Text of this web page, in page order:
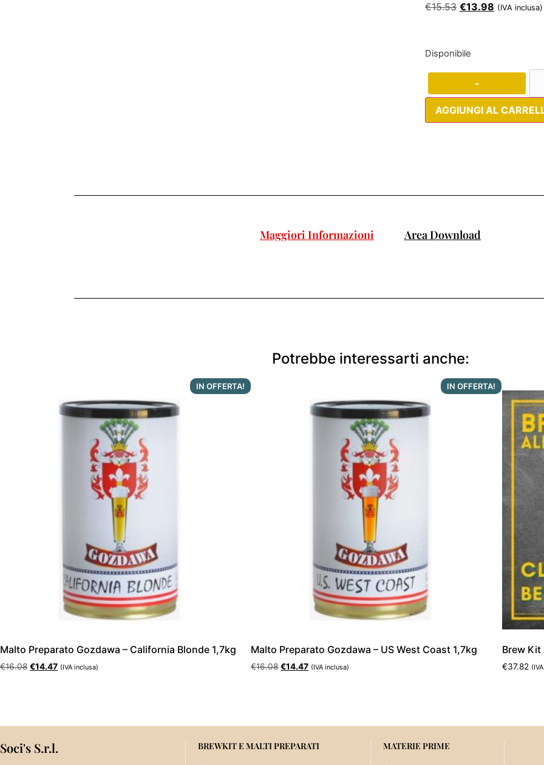
€15.53 €13.98 (IVA inclusa)
Disponibile
-
AGGIUNGI AL
Maggiori Informazioni Area Download
Potrebbe interessarti anche:
IN OFFERTA!
Malto Preparato Gozdawa – California Blonde 1,7kg
€16.08 €14.47 (IVA inclusa)
IN OFFERTA!
Malto Preparato Gozdawa – US West Coast 1,7kg
€16.08 €14.47 (IVA inclusa)
Brew Kit
€37.82
Soci's S.r.l. BREWKIT E MALTI PREPARATI MATERIE PRIME